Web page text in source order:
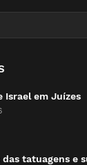
Israel em Juízes
das tatuagens e